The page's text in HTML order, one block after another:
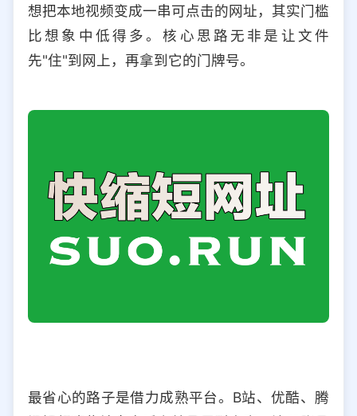
iOS Android PC 其他
选择允许访问的平台类型
想把本地视频变成一串可点击的网址，其实门槛
比想象中低得多。核心思路无非是让文件
先"住"到网上，再拿到它的门牌号。
最省心的路子是借力成熟平台。B站、优酷、腾